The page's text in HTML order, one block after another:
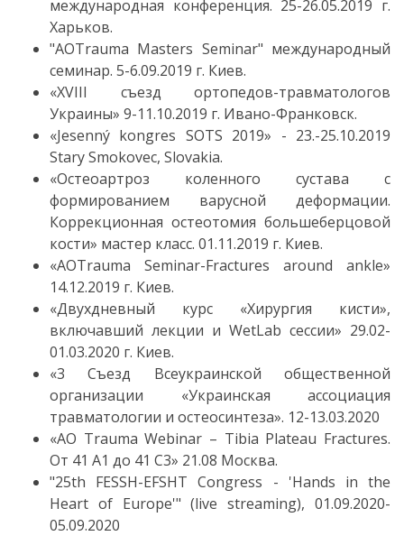
международная конференция. 25-26.05.2019 г.
Харьков.
"AOTrauma Masters Seminar" международный
семинар. 5-6.09.2019 г. Киев.
«XVIII съезд ортопедов-травматологов
Украины» 9-11.10.2019 г. Ивано-Франковск.
«Jesenný kongres SOTS 2019» - 23.-25.10.2019
Stary Smokovec, Slovakia.
«Остеоартроз коленного сустава с
формированием варусной деформации.
Коррекционная остеотомия большеберцовой
кости» мастер класс. 01.11.2019 г. Киев.
«AOTrauma Seminar-Fractures around ankle»
14.12.2019 г. Киев.
«Двухдневный курс «Хирургия кисти»,
включавший лекции и WetLab сессии» 29.02-
01.03.2020 г. Киев.
«3 Съезд Всеукраинской общественной
организации «Украинская ассоциация
травматологии и остеосинтеза». 12-13.03.2020
«AO Trauma Webinar – Tibia Plateau Fractures.
От 41 A1 до 41 C3» 21.08 Москва.
"25th FESSH-EFSHT Congress - 'Hands in the
Heart of Europe'" (live streaming), 01.09.2020-
05.09.2020